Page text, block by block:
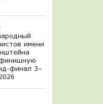
имени
финал 3–